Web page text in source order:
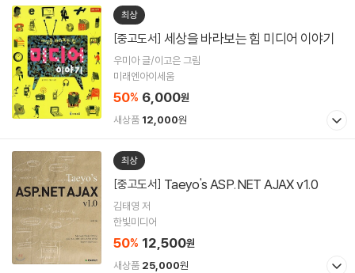
최상
[중고도서] 세상을 바라보는 힘 미디어 이야기
우미아 글/이고은 그림
미래엔아이세움
50% 6,000원
새상품 12,000원
최상
[중고도서] Taeyo's ASP.NET AJAX v1.0
김태영 저
한빛미디어
50% 12,500원
새상품 25,000원